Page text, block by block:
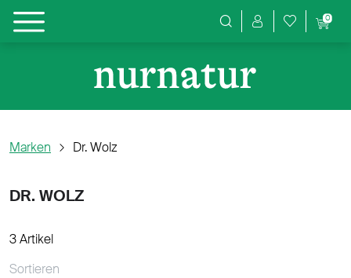
Produktsuche
0
Marken Dr. Wolz
DR. WOLZ
3 Artikel
Sortieren